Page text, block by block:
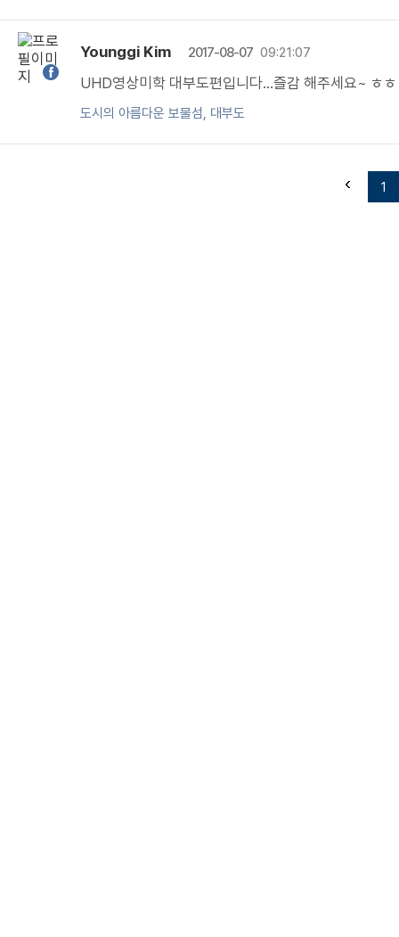
Younggi Kim 2017-08-07 09:21:07
UHD영상미학 대부도편입니다...즐감 해주세요~ ㅎㅎ
도시의 아름다운 보물섬, 대부도
1